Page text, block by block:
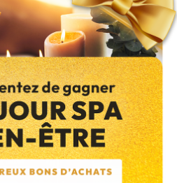
ressources. D’autres aides locales
être proposées par certaines
pas à vous renseigner auprès de
en savoir plus.